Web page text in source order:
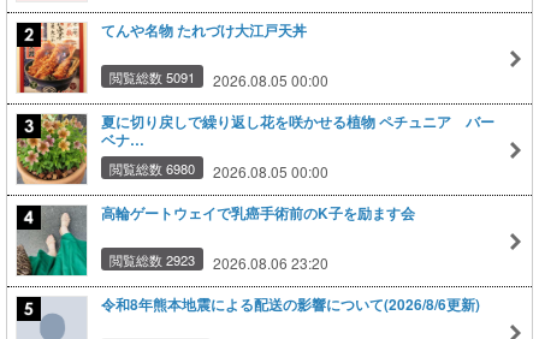
てんや名物 たれづけ大江戸天丼
閲覧総数 5091 2026.08.05 00:00
夏に切り戻しで繰り返し花を咲かせる植物 ペチュニア バー
ベナ…
閲覧総数 6980 2026.08.05 00:00
高輪ゲートウェイで乳癌手術前のK子を励ます会
閲覧総数 2923 2026.08.06 23:20
令和8年熊本地震による配送の影響について(2026/8/6更新)